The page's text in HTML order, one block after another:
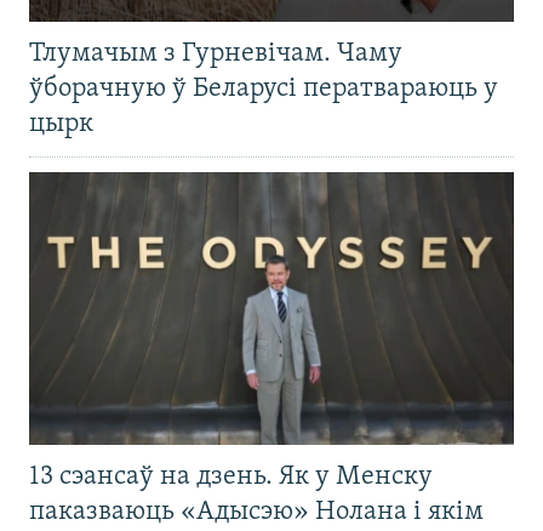
Тлумачым з Гурневічам. Чаму
ўборачную ў Беларусі ператвараюць у
цырк
13 сэансаў на дзень. Як у Менску
паказваюць «Адысэю» Нолана і якім